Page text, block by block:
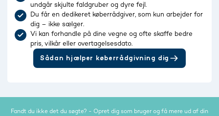
undgår skjulte faldgruber og dyre fejl.
Du får en dedikeret køberrådgiver, som kun arbejder for
dig – ikke sælger.
Vi kan forhandle på dine vegne og ofte skaffe bedre
pris, vilkår eller overtagelsesdato.
Sådan hjælper køberrådgivning dig
Fandt du ikke det du søgte? - Opret dig som bruger og få mere ud af din